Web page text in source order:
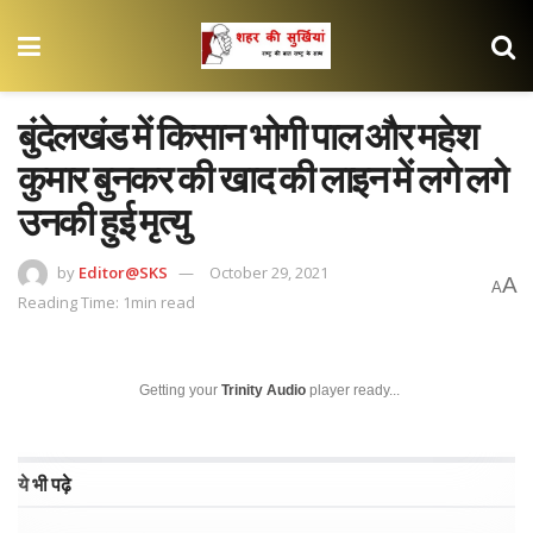
बुंदेलखंड में किसान भोगी पाल और महेश
कुमार बुनकर की खाद की लाइन में लगे लगे
उनकी हुई मृत्यु
by Editor@SKS
October 29, 2021
Reading Time: 1min read
AA
Getting your Trinity Audio player ready...
ये भी पढ़े